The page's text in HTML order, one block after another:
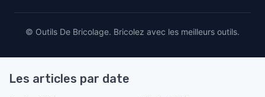
© Outils De Bricolage. Bricolez avec les meilleurs outils.
Les articles par date